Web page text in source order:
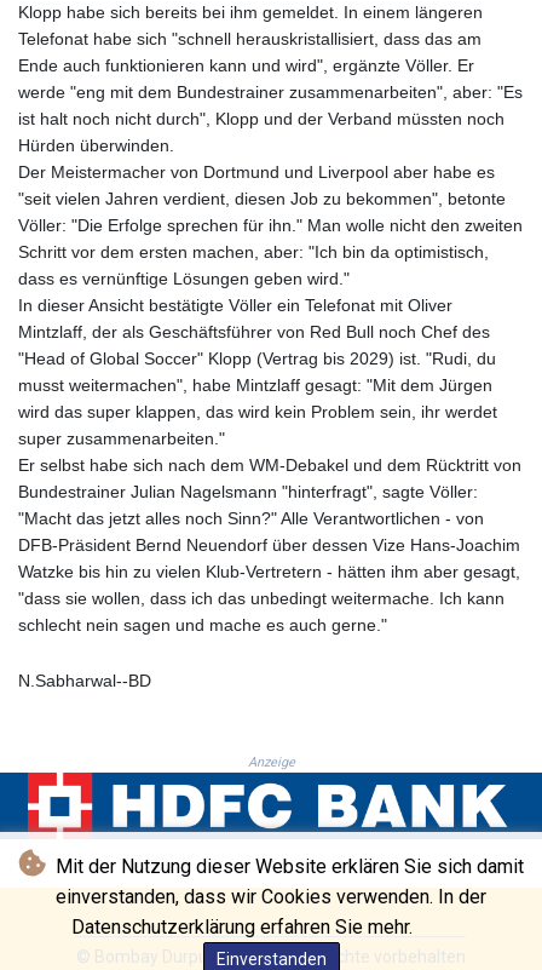
Mit der Nutzung dieser Website erklären Sie sich damit
einverstanden, dass wir Cookies verwenden. In der
Datenschutzerklärung erfahren Sie mehr.
Einverstanden
HTG 150.632674
HUF 365.29112
IDR 20648.779673
ILS 3.465894
IMP 0.85598
IQD 1510.141512
IRR
1584294.588378
ISK 142.406399
JEP 0.85598
JMD 182.616705
JOD 0.817025
JPY 182.571559
KES 149.066921
KGS 100.772506
KMF 492.049525
KRW 1640.978088
KWD 0.356833
KYD 0.960096
KZT 539.86659
LAK 26045.837925
LBP
LTL 3.402561
LVL 0.697039
LYD 7.340541
MDL 20.045426
MGA 4953.209598
MKD 61.530604
MMK 2419.273024
Klopp habe sich bereits bei ihm gemeldet. In einem längeren
Telefonat habe sich "schnell herauskristallisiert, dass das am
Ende auch funktionieren kann und wird", ergänzte Völler. Er
werde "eng mit dem Bundestrainer zusammenarbeiten", aber: "Es
ist halt noch nicht durch", Klopp und der Verband müssten noch
Hürden überwinden.
Der Meistermacher von Dortmund und Liverpool aber habe es
"seit vielen Jahren verdient, diesen Job zu bekommen", betonte
Völler: "Die Erfolge sprechen für ihn." Man wolle nicht den zweiten
Schritt vor dem ersten machen, aber: "Ich bin da optimistisch,
dass es vernünftige Lösungen geben wird."
In dieser Ansicht bestätigte Völler ein Telefonat mit Oliver
Mintzlaff, der als Geschäftsführer von Red Bull noch Chef des
"Head of Global Soccer" Klopp (Vertrag bis 2029) ist. "Rudi, du
musst weitermachen", habe Mintzlaff gesagt: "Mit dem Jürgen
wird das super klappen, das wird kein Problem sein, ihr werdet
super zusammenarbeiten."
Er selbst habe sich nach dem WM-Debakel und dem Rücktritt von
Bundestrainer Julian Nagelsmann "hinterfragt", sagte Völler:
"Macht das jetzt alles noch Sinn?" Alle Verantwortlichen - von
DFB-Präsident Bernd Neuendorf über dessen Vize Hans-Joachim
Watzke bis hin zu vielen Klub-Vertretern - hätten ihm aber gesagt,
"dass sie wollen, dass ich das unbedingt weitermache. Ich kann
schlecht nein sagen und mache es auch gerne."
N.Sabharwal--BD
Anzeige
© Bombay Durpun - 2026 - Alle Rechte vorbehalten